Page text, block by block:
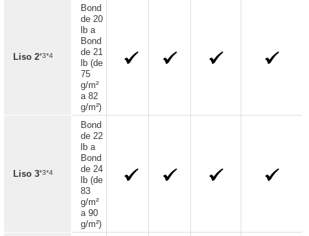
Liso 2*3*4
Bond
de 20
lb a
Bond
de 21
lb (de
75
g/m²
a 82
g/m²)
Liso 3*3*4
Bond
de 22
lb a
Bond
de 24
lb (de
83
g/m²
a 90
g/m²)